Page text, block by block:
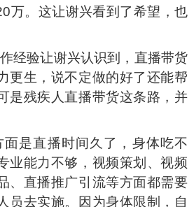
万。这让谢兴看到了希望，也
经验让谢兴认识到，直播带货
更生，说不定做的好了还能帮
是残疾人直播带货这条路，并
是直播时间久了，身体吃不
业能力不够，视频策划、视频
、直播推广引流等方面都需要
员去实施。因为身体限制，自